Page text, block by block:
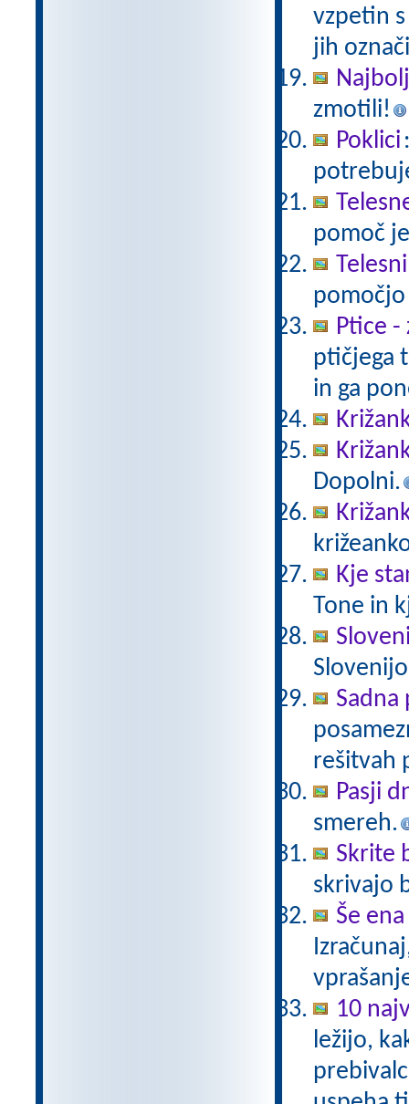
vzpetin
jih
zmotili!
Poklici
pomoč
Ptice -
ptičjega
in ga
Dopolni.
Kje
Tone in
Sadna
rešitvah
Pasji
smereh.
Skrite
skrivajo
Še
10
ležijo,